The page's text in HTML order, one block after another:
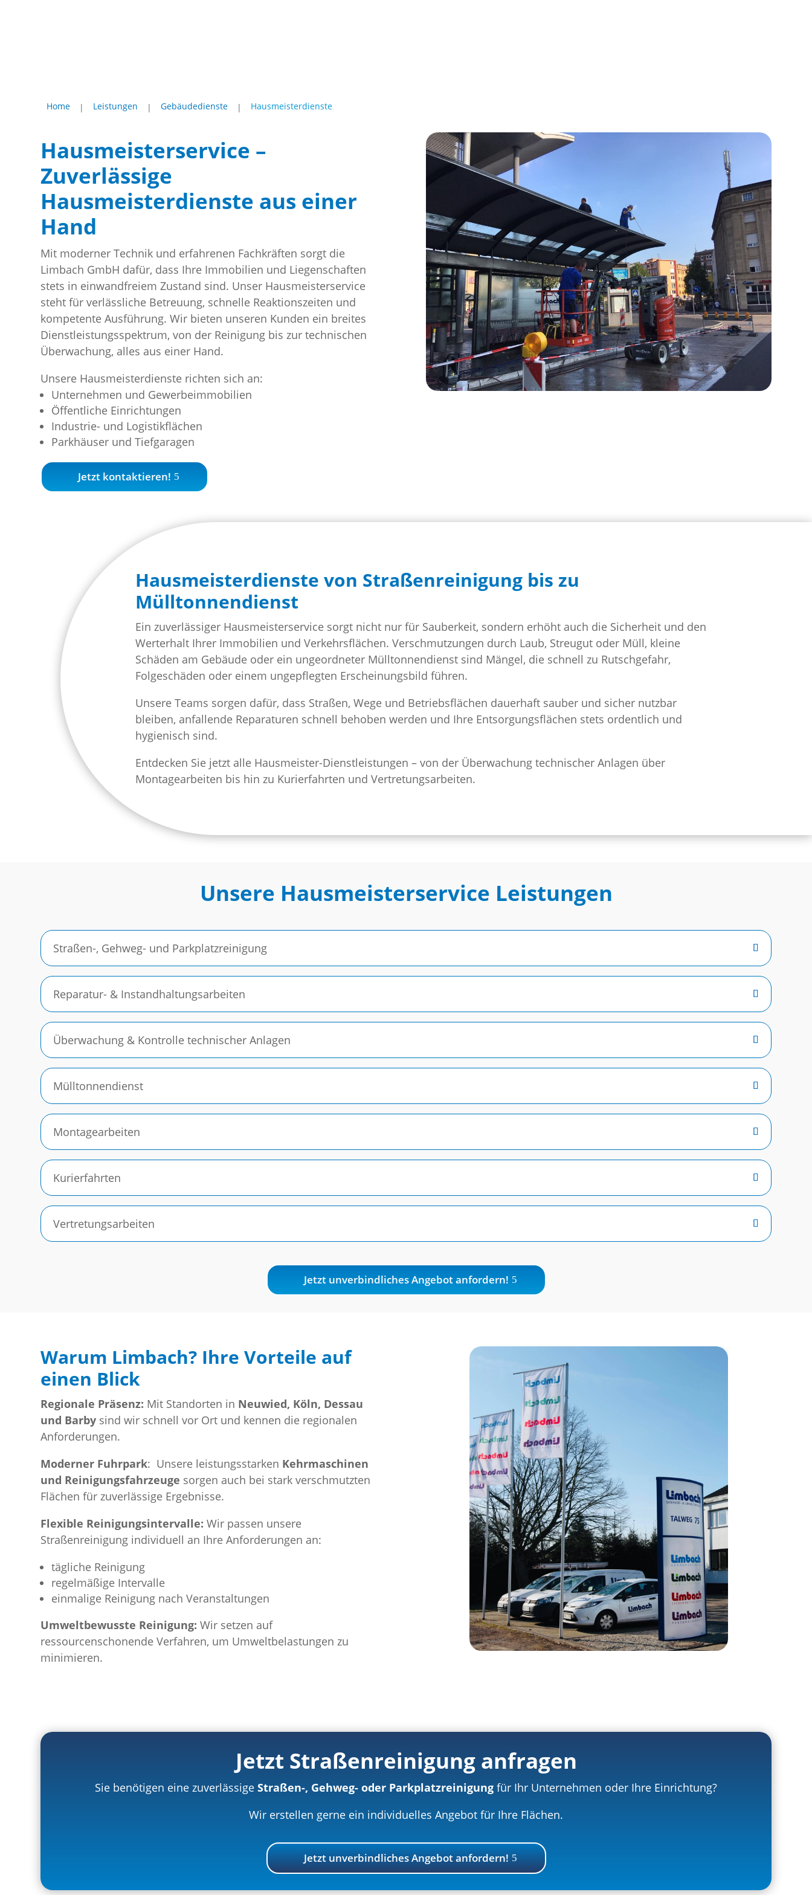
Home | Leistungen | Gebäudedienste | Hausmeisterdienste
Hausmeisterservice –
Zuverlässige
Hausmeisterdienste aus einer
Hand
Mit moderner Technik und erfahrenen Fachkräften sorgt die
Limbach GmbH dafür, dass Ihre Immobilien und Liegenschaften
stets in einwandfreiem Zustand sind. Unser Hausmeisterservice
steht für verlässliche Betreuung, schnelle Reaktionszeiten und
kompetente Ausführung. Wir bieten unseren Kunden ein breites
Dienstleistungsspektrum, von der Reinigung bis zur technischen
Überwachung, alles aus einer Hand.
Unsere Hausmeisterdienste richten sich an:
Unternehmen und Gewerbeimmobilien
Öffentliche Einrichtungen
Industrie- und Logistikflächen
Parkhäuser und Tiefgaragen
Jetzt kontaktieren!
Hausmeisterdienste von Straßenreinigung bis zu
Mülltonnendienst
Ein zuverlässiger Hausmeisterservice sorgt nicht nur für Sauberkeit, sondern erhöht auch die Sicherheit und den
Werterhalt Ihrer Immobilien und Verkehrsflächen. Verschmutzungen durch Laub, Streugut oder Müll, kleine
Schäden am Gebäude oder ein ungeordneter Mülltonnendienst sind Mängel, die schnell zu Rutschgefahr,
Folgeschäden oder einem ungepflegten Erscheinungsbild führen.
Unsere Teams sorgen dafür, dass Straßen, Wege und Betriebsflächen dauerhaft sauber und sicher nutzbar
bleiben, anfallende Reparaturen schnell behoben werden und Ihre Entsorgungsflächen stets ordentlich und
hygienisch sind.
Entdecken Sie jetzt alle Hausmeister-Dienstleistungen – von der Überwachung technischer Anlagen über
Montagearbeiten bis hin zu Kurierfahrten und Vertretungsarbeiten.
Unsere Hausmeisterservice Leistungen
Straßen-, Gehweg- und Parkplatzreinigung
Reparatur- & Instandhaltungsarbeiten
Überwachung & Kontrolle technischer Anlagen
Mülltonnendienst
Montagearbeiten
Kurierfahrten
Vertretungsarbeiten
Jetzt unverbindliches Angebot anfordern!
Warum Limbach? Ihre Vorteile auf
einen Blick
Regionale Präsenz: Mit Standorten in Neuwied, Köln, Dessau
und Barby sind wir schnell vor Ort und kennen die regionalen
Anforderungen.
Moderner Fuhrpark: Unsere leistungsstarken Kehrmaschinen
und Reinigungsfahrzeuge sorgen auch bei stark verschmutzten
Flächen für zuverlässige Ergebnisse.
Flexible Reinigungsintervalle:Wir passen unsere
Straßenreinigung individuell an Ihre Anforderungen an:
tägliche Reinigung
regelmäßige Intervalle
einmalige Reinigung nach Veranstaltungen
Umweltbewusste Reinigung:Wir setzen auf
ressourcenschonende Verfahren, um Umweltbelastungen zu
minimieren.
Jetzt Straßenreinigung anfragen
Sie benötigen eine zuverlässige Straßen-, Gehweg- oder Parkplatzreinigung für Ihr Unternehmen oder Ihre Einrichtung?
Wir erstellen gerne ein individuelles Angebot für Ihre Flächen.
Jetzt unverbindliches Angebot anfordern!